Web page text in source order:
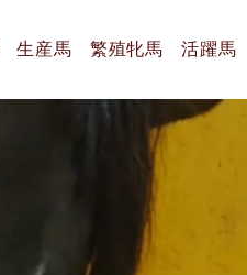
生産馬 繁殖牝馬 活躍馬